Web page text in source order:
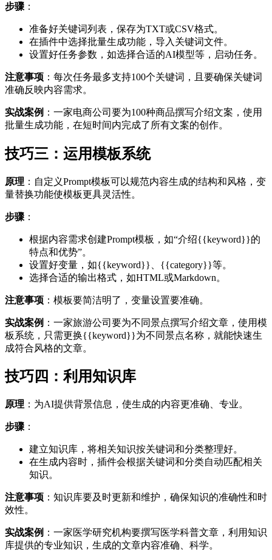
步骤 ：
准备好关键词列表，保存为TXT或CSV格式。
在插件中选择批量生成功能，导入关键词文件。
设置好任务参数，如选择合适的AI模型等，启动任务。
注意事项 ：每次任务最多支持100个关键词，且要确保关键词
准确反映内容需求。
实战案例 ：一家电商公司要为100种商品撰写介绍文案，使用
批量生成功能，在短时间内完成了所有文案的创作。
技巧三：运用模板系统
原理 ：自定义Prompt模板可以规范内容生成的结构和风格，变
量替换功能使模板更具灵活性。
步骤 ：
根据内容需求创建Prompt模板，如“介绍{{keyword}}的
特点和优势”。
设置好变量，如{{keyword}}、{{category}}等。
选择合适的输出格式，如HTML或Markdown。
注意事项 ：模板要简洁明了，变量设置要准确。
实战案例 ：一家旅游公司要为不同景点撰写介绍文章，使用模
板系统，只需更换{{keyword}}为不同景点名称，就能快速生
成符合风格的文章。
技巧四：利用知识库
原理 ：为AI提供背景信息，使生成的内容更准确、专业。
步骤 ：
建立知识库，将相关知识按关键词和分类整理好。
在生成内容时，插件会根据关键词和分类自动匹配相关
知识。
注意事项 ：知识库要及时更新和维护，确保知识的准确性和时
效性。
实战案例 ：一家医学研究机构要撰写医学科普文章，利用知识
库提供的专业知识，生成的文章内容准确、科学。